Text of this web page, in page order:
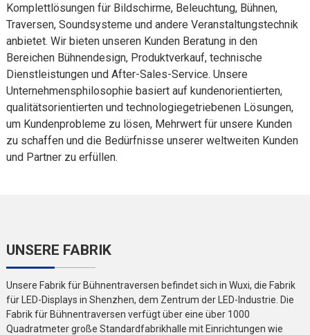
Komplettlösungen für Bildschirme, Beleuchtung, Bühnen,
Traversen, Soundsysteme und andere Veranstaltungstechnik
anbietet. Wir bieten unseren Kunden Beratung in den
Bereichen Bühnendesign, Produktverkauf, technische
Dienstleistungen und After-Sales-Service. Unsere
Unternehmensphilosophie basiert auf kundenorientierten,
qualitätsorientierten und technologiegetriebenen Lösungen,
um Kundenprobleme zu lösen, Mehrwert für unsere Kunden
zu schaffen und die Bedürfnisse unserer weltweiten Kunden
und Partner zu erfüllen.
UNSERE FABRIK
Unsere Fabrik für Bühnentraversen befindet sich in Wuxi, die Fabrik
für LED-Displays in Shenzhen, dem Zentrum der LED-Industrie. Die
Fabrik für Bühnentraversen verfügt über eine über 1000
Quadratmeter große Standardfabrikhalle mit Einrichtungen wie